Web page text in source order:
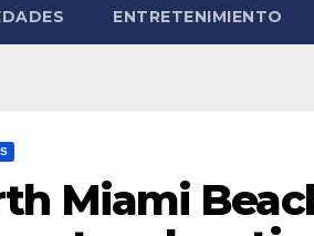
ENTRETENIMIENTO
Miami